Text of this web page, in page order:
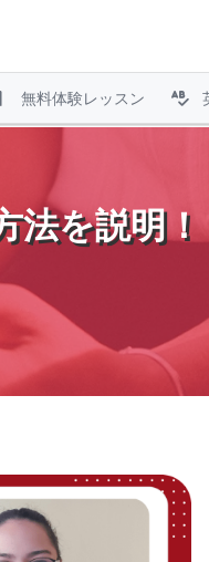
無料体験レッスン
法を説明！